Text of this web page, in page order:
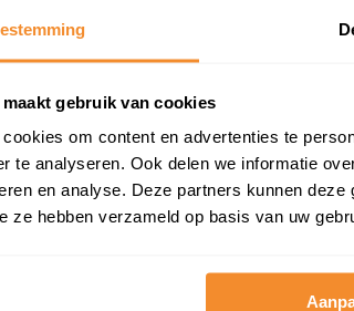
gebruik van cookies
om content en advertenties te
te analyseren. Ook delen we informatie
en analyse. Deze partners kunnen
ze hebben verzameld op basis van uw
120 m2
77 m2